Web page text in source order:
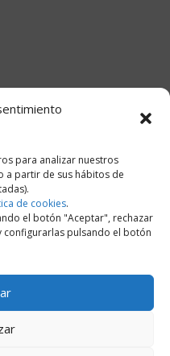
para analizar nuestros
a partir de sus hábitos de
de cookies.
el botón "Aceptar", rechazar
configurarlas pulsando el botón